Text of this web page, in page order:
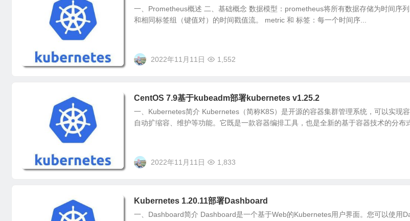
一、Prometheus概述 二、基础概念 数据模型：prometheus将所有数据存储为时间序
和相同标签组（键值对）的时间戳值流。 metric 和 标签：每一个时间序...
2022年11月11日 1,552
CentOS 7.9基于kubeadm部署kubernetes v1.25.2
一、Kubernetes简介 Kubernetes（简称K8S）是开源的容器集群管理系统，可以实现容
自动扩缩容、维护等功能。它既是一款容器编排工具，也是全新的基于容器技术的分布
2022年11月11日 1,833
Kubernetes 1.20.11部署Dashboard
一、Dashboard简介 Dashboard是一个基于Web的Kubernetes用户界面。您可以使用